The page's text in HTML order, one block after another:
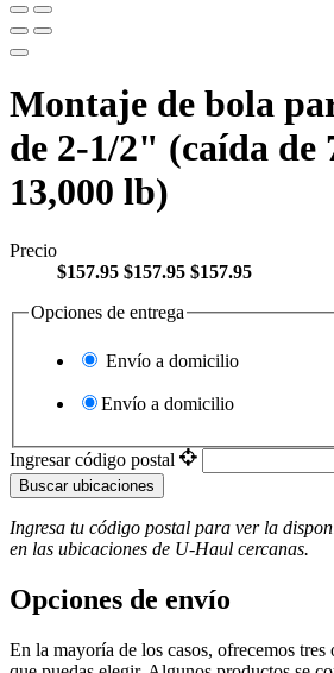
Montaje de bola
de 2-1/2" (caída de
13,000 lb)
Precio
$157.95 $157.95 $157.95
Opciones de entrega
Envío a domicilio
Envío a domicilio
Ingresar código postal
Buscar ubicaciones
Ingresa tu código postal para ver la
en las ubicaciones de U-Haul ​​​​​​​ cercanas.
Opciones de envío
En la mayoría de los casos, ofrecemos tres